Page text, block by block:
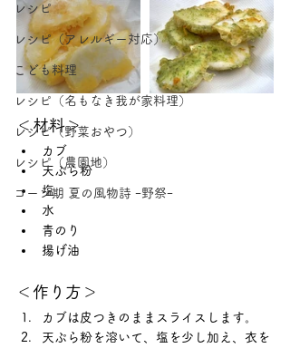
レシピ
レシピ（アレルギー対応）
こども料理
レシピ（名もなき我が家料理）
レシピ（野菜おやつ）
レシピ（農園地）
コーン期 夏の風物詩 ｰ野祭ｰ
＜材料＞
カブ
天ぷら粉
塩
水
青のり
揚げ油
＜作り方＞
カブは皮つきのままスライスします。
天ぷら粉を溶いて、塩を少し加え、衣を